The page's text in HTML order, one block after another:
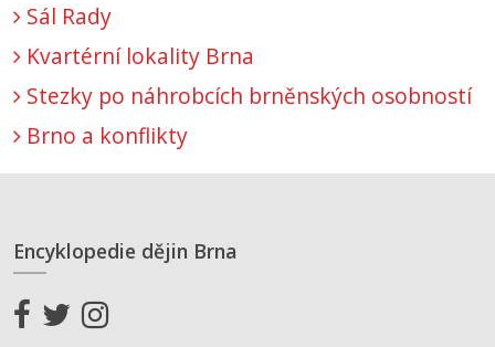
Sál Rady
Kvartérní lokality Brna
Stezky po náhrobcích brněnských osobností
Brno a konflikty
Encyklopedie dějin Brna